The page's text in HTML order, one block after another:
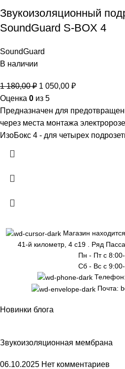
Звукоизоляционный
SoundGuard S-BOX 4
SoundGuard
В наличии
1 180,00₽ 1 050,00 ₽
Оценка 0 из 5
Предназначен для
через места монтажа
ИзоБокс 4 - для четырех
Магазин
41-й километр, 4 с19 . Ряд
Пн - Пт с
Сб - Вс с
Почта:
Новинки блога
Звукоизоляционная мембрана
06.10.2025 Нет комментариев